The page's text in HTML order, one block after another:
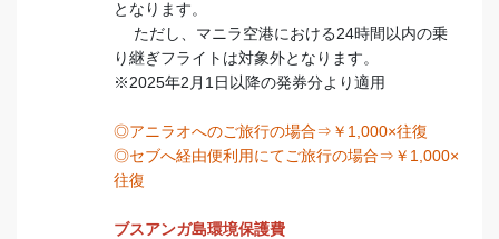
となります。
ただし、マニラ空港における24時間以内の乗
り継ぎフライトは対象外となります。
※2025年2月1日以降の発券分より適用
◎アニラオへのご旅行の場合⇒￥1,000×往復
◎セブへ経由便利用にてご旅行の場合⇒￥1,000×
往復
ブスアンガ島環境保護費